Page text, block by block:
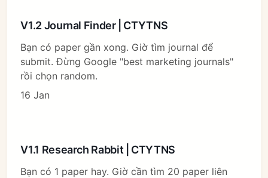
V1.2 Journal Finder | CTYTNS
Bạn có paper gần xong. Giờ tìm journal để
submit. Đừng Google "best marketing journals"
rồi chọn random.
16 Jan
V1.1 Research Rabbit | CTYTNS
Bạn có 1 paper hay. Giờ cần tìm 20 paper liên